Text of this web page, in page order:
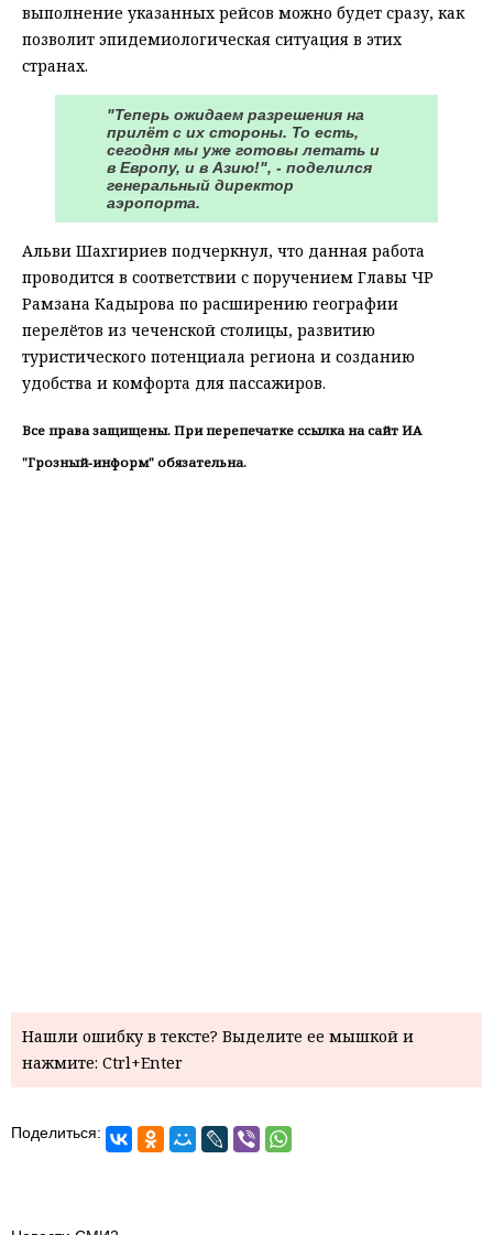
выполнение указанных рейсов можно будет сразу, как
позволит эпидемиологическая ситуация в этих
странах.
"Теперь ожидаем разрешения на
прилёт с их стороны. То есть,
сегодня мы уже готовы летать и
в Европу, и в Азию!", - поделился
генеральный директор
аэропорта.
Альви Шахгириев подчеркнул, что данная работа
проводится в соответствии с поручением Главы ЧР
Рамзана Кадырова по расширению географии
перелётов из чеченской столицы, развитию
туристического потенциала региона и созданию
удобства и комфорта для пассажиров.
Все права защищены. При перепечатке ссылка на сайт ИА
"Грозный-информ" обязательна.
Нашли ошибку в тексте? Выделите ее мышкой и
нажмите: Ctrl+Enter
Поделиться: